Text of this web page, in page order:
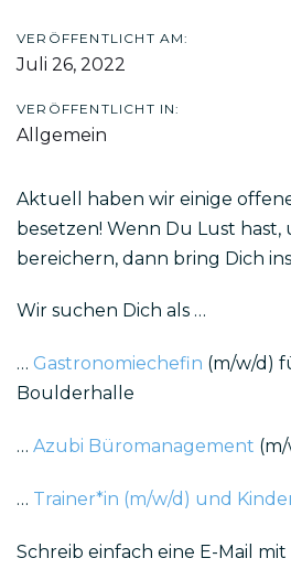
VERÖFFENTLICHT AM:
Juli 26, 2022
VERÖFFENTLICHT IN:
Allgemein
Aktuell haben wir einige
besetzen! Wenn Du Lust hast,
bereichern, dann bring Dich
Wir suchen Dich als …
… Gastronomiechefin (m/w/d)
Boulderhalle
… Azubi Büromanagement
… Trainer*in (m/w/d) und
Schreib einfach eine E-Mail